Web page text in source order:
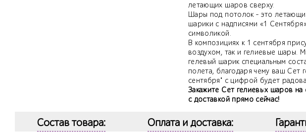
летающих шаров сверху.
Шары под потолок - это
шарики с надписями «1
символикой.
В композициях к 1 сентября
воздухом, так и гелиевые шары.
гелевый шарик специальным
полета, благодаря чему ваш Сет
сентября" с цифрой будет
Закажите Сет гелиевых шаров
с доставкой прямо сейчас!
Состав товара: Оплата и доставка: